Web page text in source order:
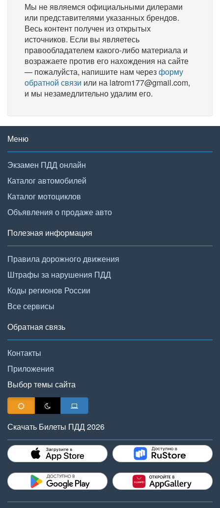
Мы не являемся официальными дилерами
или представителями указанных брендов.
Весь контент получен из открытых
источников. Если вы являетесь
правообладателем какого-либо материала и
возражаете против его нахождения на сайте
— пожалуйста, напишите нам черезформу
обратной связи или на latrom177@gmail.com,
и мы незамедлительно удалим его.
Меню
Экзамен ПДД онлайн
Каталог автомобилей
Каталог мотоциклов
Объявления о продаже авто
Полезная информация
Правила дорожного движения
Штрафы за нарушения ПДД
Коды регионов России
Все сервисы
Обратная связь
Контакты
Приложения
Выбор темы сайта
Скачать Билеты ПДД 2026